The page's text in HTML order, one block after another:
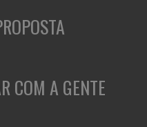
COM A GENTE